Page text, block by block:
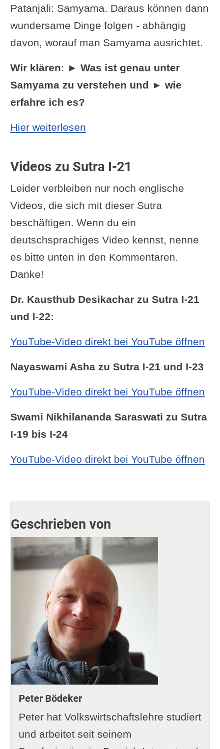
Patanjali: Samyama. Daraus können dann
wundersame Dinge folgen - abhängig
davon, worauf man Samyama ausrichtet.
Wir klären: ► Was ist genau unter
Samyama zu verstehen und ► wie
erfahre ich es?
Hier weiterlesen: Yoga Sutra III-4: Wenn
Videos zu Sutra I-21
Leider verbleiben nur noch englische
Videos, die sich mit dieser Sutra
beschäftigen. Wenn du ein
deutschsprachiges Video kennst, nenne
es bitte unten in den Kommentaren.
Danke!
Dr. Kausthub Desikachar zu Sutra I-21
und I-22:
YouTube-Video direkt bei YouTube öffnen
Nayaswami Asha zu Sutra I-21 und I-23
YouTube-Video direkt bei YouTube öffnen
Swami Nikhilananda Saraswati zu Sutra
I-19 bis I-24
YouTube-Video direkt bei YouTube öffnen
Geschrieben von
Peter Bödeker
Peter hat Volkswirtschaftslehre studiert
und arbeitet seit seinem